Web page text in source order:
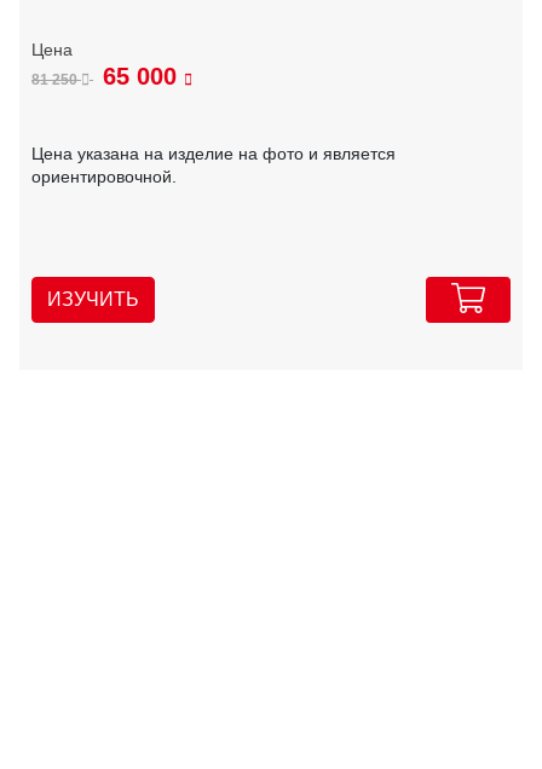
81 250 65 000
Цена указана на изделие на фото и является
ориентировочной.
ИЗУЧИТЬ